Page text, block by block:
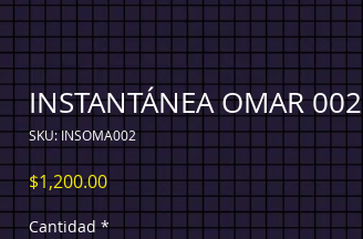
INSTANTÁNEA OMAR 002
SKU: INSOMA002
$1,200.00Precio
Cantidad *